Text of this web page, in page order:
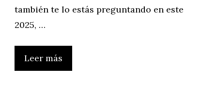
también te lo estás preguntando en este
2025, …
Leer más